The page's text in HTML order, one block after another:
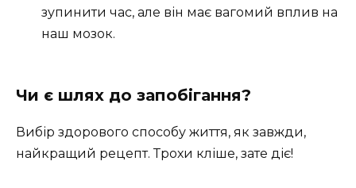
зупинити час, але він має вагомий вплив на
наш мозок.
Чи є шлях до запобігання?
Вибір здорового способу життя, як завжди,
найкращий рецепт. Трохи кліше, зате діє!